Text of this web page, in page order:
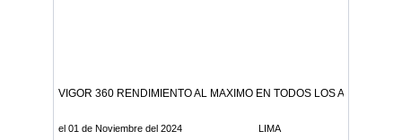
VIGOR 360 RENDIMIENTO AL MAXIMO EN TODOS LOS AMBITOS
el 01 de Noviembre del 2024 LIMA